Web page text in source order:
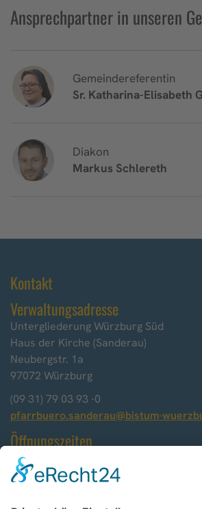
Ansprechpartner in unseren
Gemeindereferentin
Sr. Katharina-Elisabeth
Diakon
Markus Schlereth
Kontakt
Verwaltungsadresse
Untergliederung Würzburg Süd
Haus der Kirche (Sanderau)
Neubergstr. 1a
97072 Würzburg
(09 31) 79 03 93 -0
pfarrbuero.sanderau@bistum-
Öffnungszeiten
Montag, 9.00 - 12.00 Uhr
Dienstag, 9.00 - 12.00 Uhr